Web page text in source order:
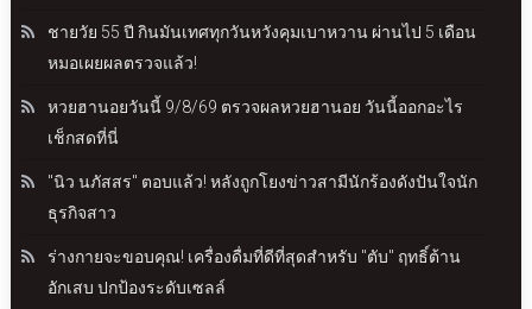
ชายวัย 55 ปี กินมันเทศทุกวันหวังคุมเบาหวาน ผ่านไป 5 เดือน
หมอเผยผลตรวจแล้ว!
หวยฮานอยวันนี้ 9/8/69 ตรวจผลหวยฮานอย วันนี้ออกอะไร
เช็กสดที่นี่
"นิว นภัสสร" ตอบแล้ว! หลังถูกโยงข่าวสามีนักร้องดังปันใจนัก
ธุรกิจสาว
ร่างกายจะขอบคุณ! เครื่องดื่มที่ดีที่สุดสำหรับ "ตับ" ฤทธิ์ต้าน
อักเสบ ปกป้องระดับเซลล์